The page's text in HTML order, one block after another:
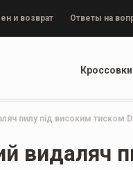
и возврат Ответы на
Кроссовки
пилу під високим тиском
видаляч